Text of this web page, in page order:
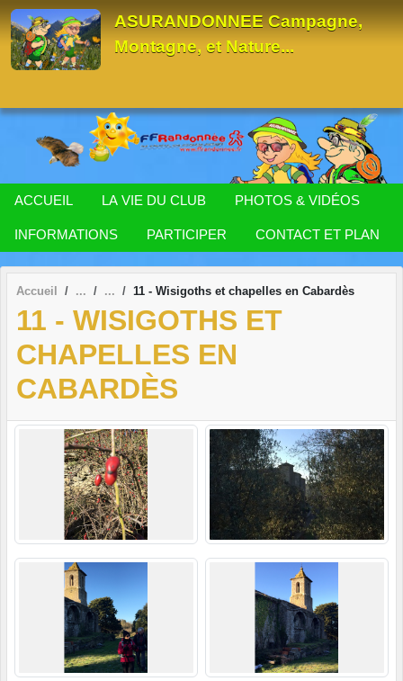
ASURANDONNEE Campagne,
Montagne, et Nature...
ACCUEIL LA VIE DU CLUB PHOTOS & VIDÉOS
INFORMATIONS PARTICIPER CONTACT ET PLAN
Accueil 11 - Wisigoths et chapelles en Cabardès
11 - WISIGOTHS ET
CHAPELLES EN
CABARDÈS
Panneau de gestion des cookies